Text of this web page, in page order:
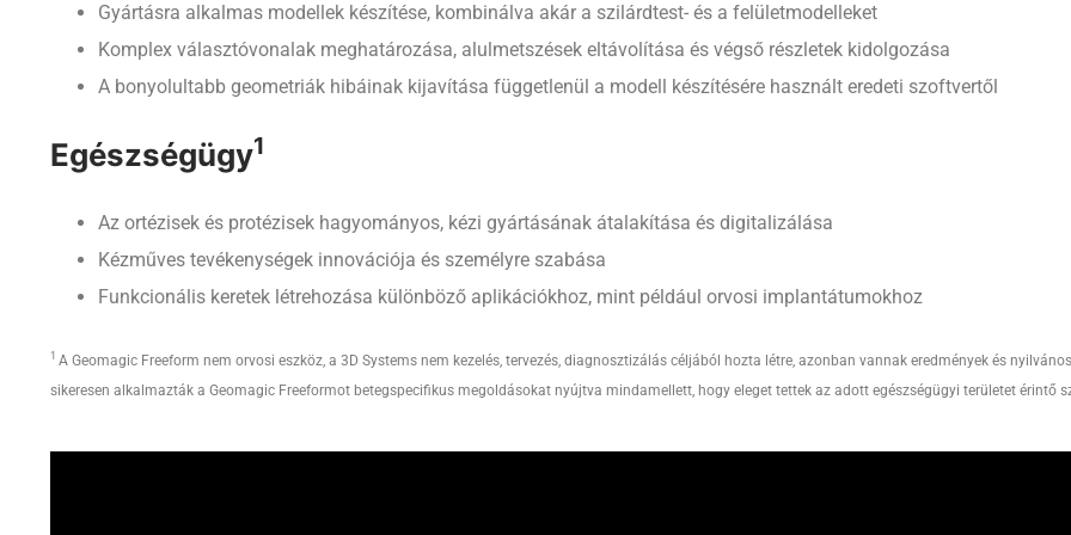
Gyártásra alkalmas modellek készítése, kombinálva akár a szilárdtest- és a felületmodelleket
Komplex választóvonalak meghatározása, alulmetszések eltávolítása és végső részletek kidolgozása
A bonyolultabb geometriák hibáinak kijavítása függetlenül a modell készítésére használt eredeti szoftvertől
Egészségügy1
Az ortézisek és protézisek hagyományos, kézi gyártásának átalakítása és digitalizálása
Kézműves tevékenységek innovációja és személyre szabása
Funkcionális keretek létrehozása különböző aplikációkhoz, mint például orvosi implantátumokhoz
1 A Geomagic Freeform nem orvosi eszköz, a 3D Systems nem kezelés, tervezés, diagnosztizálás céljából hozta létre, azonban vannak eredmények és
sikeresen alkalmazták a Geomagic Freeformot betegspecifikus megoldásokat nyújtva mindamellett, hogy eleget tettek az adott egészségügyi területet érintő